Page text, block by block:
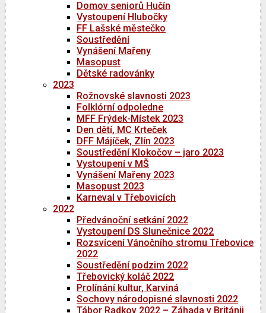
Domov seniorů Hučín
Vystoupení Hlubočky
FF Lašské městečko
Soustředění
Vynášení Mařeny
Masopust
Dětské radovánky
2023
Rožnovské slavnosti 2023
Folklórní odpoledne
MFF Frýdek-Místek 2023
Den dětí, MC Krteček
DFF Májíček, Zlín 2023
Soustředění Klokočov – jaro 2023
Vystoupení v MŠ
Vynášení Mařeny 2023
Masopust 2023
Karneval v Třebovicích
2022
Předvánoční setkání 2022
Vystoupení DS Slunečnice 2022
Rozsvícení Vánočního stromu Třebovice
2022
Soustředění podzim 2022
Třebovický koláč 2022
Prolínání kultur, Karviná
Sochovy národopisné slavnosti 2022
Tábor Radkov 2022 – Záhada v Británii